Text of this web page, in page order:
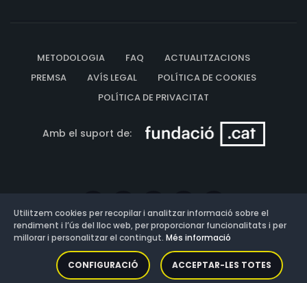
METODOLOGIA FAQ
ACTUALITZACIONS
PREMSA
AVÍS LEGAL
POLÍTICA DE COOKIES
POLÍTICA DE PRIVACITAT
Amb el suport de:
Versió: 3.13.0.202607011342
Utilitzem cookies per recopilar i analitzar informació sobre el
rendiment i l’ús del lloc web, per proporcionar funcionalitats i per
millorar i personalitzar el contingut. Més informació
CONFIGURACIÓ ACCEPTAR-LES TOTES